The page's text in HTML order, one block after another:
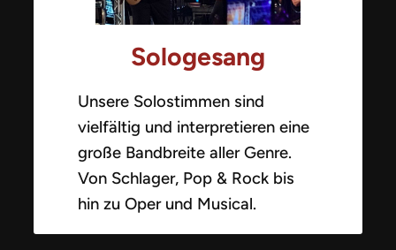
Sologesang
Unsere Solostimmen sind
vielfältig und interpretieren eine
große Bandbreite aller Genre.
Von Schlager, Pop & Rock bis
hin zu Oper und Musical.